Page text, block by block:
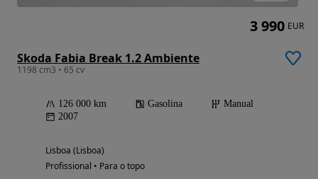
Skoda Fabia Break 1.2 Ambiente
1198 cm3 • 65 cv
126 000 km Gasolina
Manual
2007
Lisboa (Lisboa)
Profissional • Para o topo
3 990 EUR